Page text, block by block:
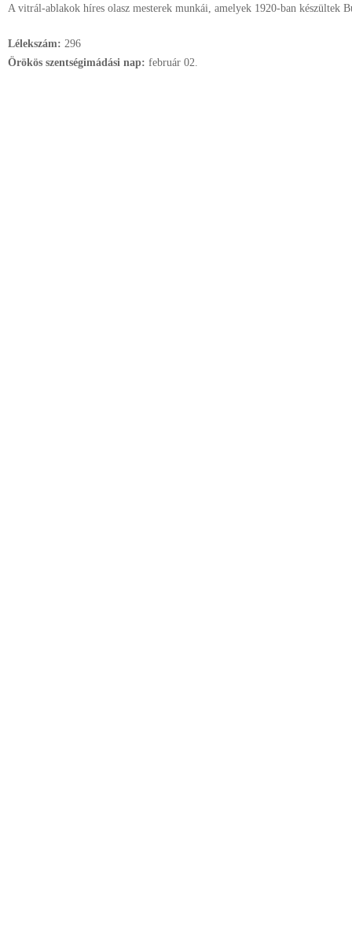
A vitrál-ablakok híres olasz mesterek munkái, amelyek 1920-ban készültek
Lélekszám: 296
Örökös szentségimádási nap: február 02.